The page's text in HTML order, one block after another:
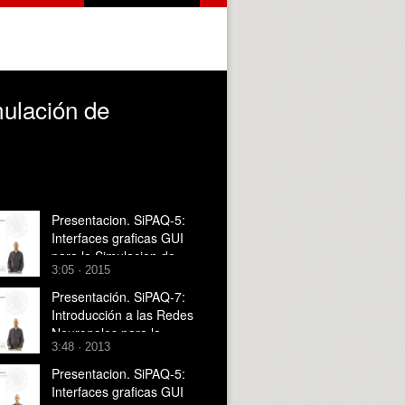
de
Presentacion. SiPAQ-5:
Interfaces graficas GUI
para la Simulacion de
Procesos con Matlab? y
Scilab?
3:05 · 2015
Presentación. SiPAQ-7:
Introducción a las Redes
Neuronales para la
Simulación de Procesos
con Matlab¿ y Scilab¿
3:48 · 2013
Presentacion. SiPAQ-5:
Interfaces graficas GUI